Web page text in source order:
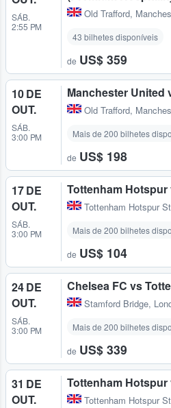
SÁB.
2:55 PM
Old Trafford,
43 bilhetes disponíveis
de US$ 359
10 DE
OUT.
SÁB.
3:00 PM
Manchester United
Old Trafford,
Mais de 200 bilhetes
de US$ 198
17 DE
OUT.
SÁB.
3:00 PM
Tottenham
Tottenham Hotspur
Mais de 200 bilhetes
de US$ 104
24 DE
OUT.
SÁB.
3:00 PM
Chelsea FC vs
Stamford Bridge,
Mais de 200 bilhetes
de US$ 339
31 DE
OUT.
Tottenham Hotspur
Tottenham Hotspur